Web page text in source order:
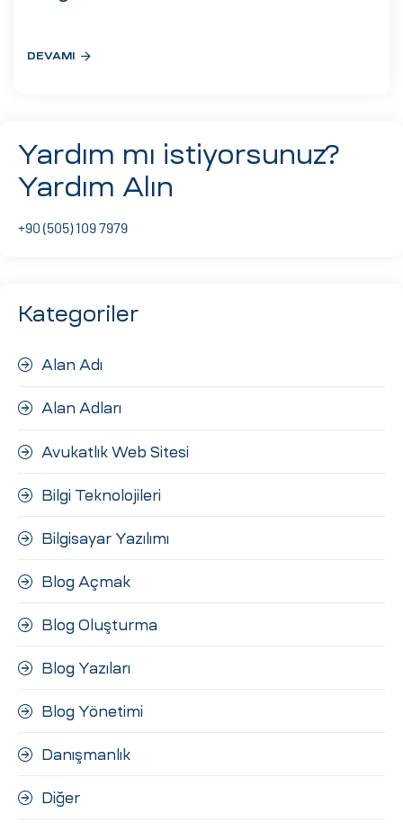
DEVAMI
Yardım mı istiyorsunuz?
Yardım Alın
+90 (505) 109 7979
Kategoriler
Alan Adı
Alan Adları
Avukatlık Web Sitesi
Bilgi Teknolojileri
Bilgisayar Yazılımı
Blog Açmak
Blog Oluşturma
Blog Yazıları
Blog Yönetimi
Danışmanlık
Diğer